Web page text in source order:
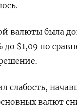
валюты была
$1,09​ по
слабость,
валют